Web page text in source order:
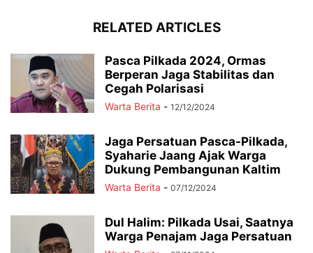
RELATED ARTICLES
Pasca Pilkada 2024, Ormas
Berperan Jaga Stabilitas dan
Cegah Polarisasi
Warta Berita - 12/12/2024
Jaga Persatuan Pasca-Pilkada,
Syaharie Jaang Ajak Warga
Dukung Pembangunan Kaltim
Warta Berita - 07/12/2024
Dul Halim: Pilkada Usai, Saatnya
Warga Penajam Jaga Persatuan